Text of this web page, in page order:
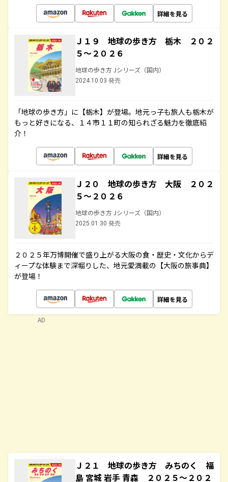
詳細を見る
Ｊ１９ 地球の歩き方 栃木 ２０２
５～２０２６
地球の歩き方 Jシリーズ（国内）
2024.10.03 発売
「地球の歩き方」に【栃木】が登場。地元っ子も旅人も栃木が
もっと好きになる、１４市１１町の知られざる魅力を徹底紹
介！
詳細を見る
Ｊ２０ 地球の歩き方 大阪 ２０２
５～２０２６
地球の歩き方 Jシリーズ（国内）
2025.01.30 発売
２０２５年万博開催で盛り上がる大阪の食・歴史・文化からデ
ィープな体験まで深堀りした、地元愛満載の【大阪の旅事典】
が登場！
詳細を見る
Ｊ２１ 地球の歩き方 みちのく 福
島 宮城 岩手 青森 ２０２５～２０２
AD